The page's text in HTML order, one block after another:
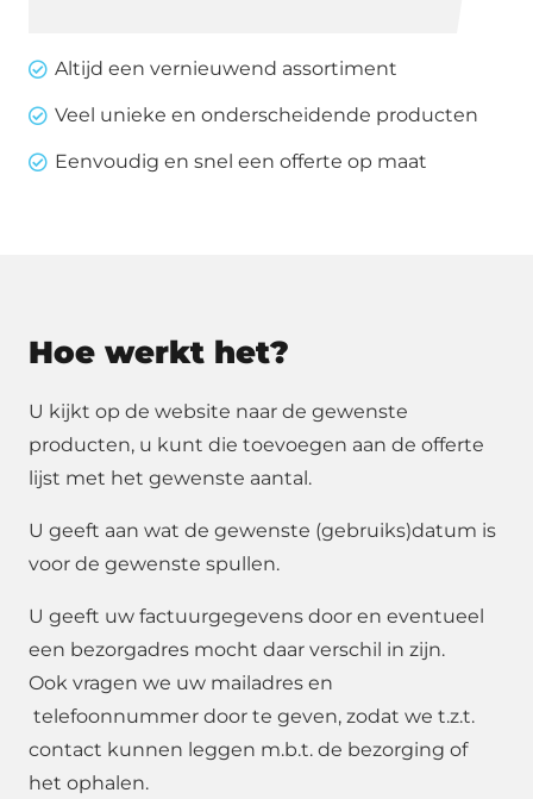
cm
aantal
Altijd een vernieuwend assortiment
Veel unieke en onderscheidende producten
Eenvoudig en snel een offerte op maat
Hoe werkt het?
U kijkt op de website naar de gewenste
producten, u kunt die toevoegen aan de offerte
lijst met het gewenste aantal.
U geeft aan wat de gewenste (gebruiks)datum is
voor de gewenste spullen.
U geeft uw factuurgegevens door en eventueel
een bezorgadres mocht daar verschil in zijn.
Ook vragen we uw mailadres en
telefoonnummer door te geven, zodat we t.z.t.
contact kunnen leggen m.b.t. de bezorging of
het ophalen.